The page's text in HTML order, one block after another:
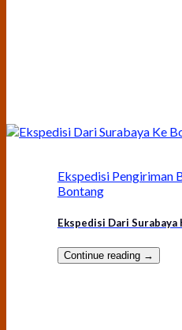
Ekspedisi Pengiriman
Bontang
Ekspedisi Dari Surabaya
Continue reading →